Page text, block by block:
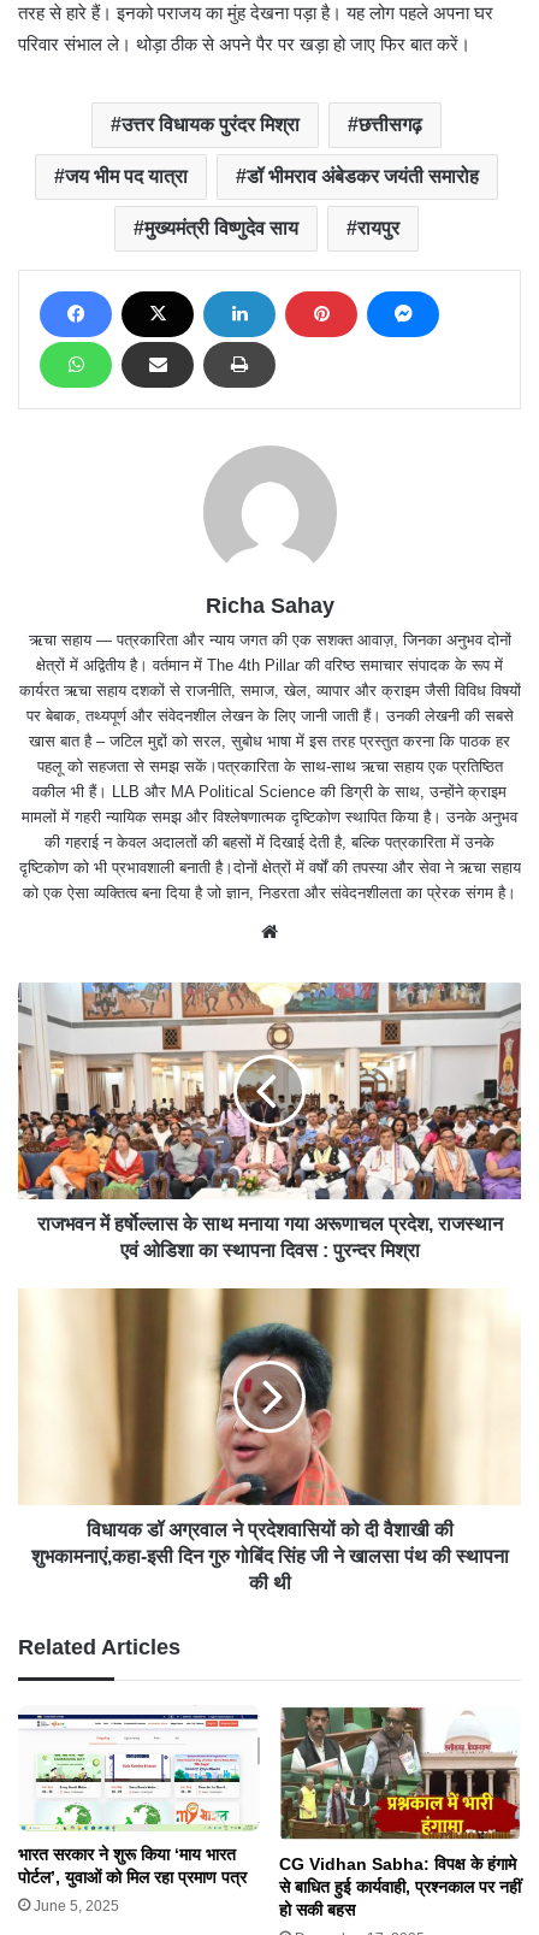
तरह से हारे हैं। इनको पराजय का मुंह देखना पड़ा है। यह लोग पहले अपना घर
परिवार संभाल ले। थोड़ा ठीक से अपने पैर पर खड़ा हो जाए फिर बात करें।
उत्तर विधायक पुरंदर मिश्रा छत्तीसगढ़
जय भीम पद यात्रा डॉ भीमराव अंबेडकर जयंती समारोह
मुख्यमंत्री विष्णुदेव साय रायपुर
Richa Sahay
ऋचा सहाय — पत्रकारिता और न्याय जगत की एक सशक्त आवाज़, जिनका अनुभव दोनों
क्षेत्रों में अद्वितीय है। वर्तमान में The 4th Pillar की वरिष्ठ समाचार संपादक के रूप में
कार्यरत ऋचा सहाय दशकों से राजनीति, समाज, खेल, व्यापार और क्राइम जैसी विविध विषयों
पर बेबाक, तथ्यपूर्ण और संवेदनशील लेखन के लिए जानी जाती हैं। उनकी लेखनी की सबसे
खास बात है – जटिल मुद्दों को सरल, सुबोध भाषा में इस तरह प्रस्तुत करना कि पाठक हर
पहलू को सहजता से समझ सकें।पत्रकारिता के साथ-साथ ऋचा सहाय एक प्रतिष्ठित
वकील भी हैं। LLB और MA Political Science की डिग्री के साथ, उन्होंने क्राइम
मामलों में गहरी न्यायिक समझ और विश्लेषणात्मक दृष्टिकोण स्थापित किया है। उनके अनुभव
की गहराई न केवल अदालतों की बहसों में दिखाई देती है, बल्कि पत्रकारिता में उनके
दृष्टिकोण को भी प्रभावशाली बनाती है।दोनों क्षेत्रों में वर्षों की तपस्या और सेवा ने ऋचा सहाय
को एक ऐसा व्यक्तित्व बना दिया है जो ज्ञान, निडरता और संवेदनशीलता का प्रेरक संगम है।
e
राजभवन में हर्षाेल्लास के साथ मनाया गया अरूणाचल प्रदेश, राजस्थान
एवं ओडिशा का स्थापना दिवस : पुरन्दर मिश्रा
विधायक डॉ अग्रवाल ने प्रदेशवासियों को दी वैशाखी की
शुभकामनाएं,कहा-इसी दिन गुरु गोबिंद सिंह जी ने खालसा पंथ की स्थापना
की थी
Related Articles
भारत सरकार ने शुरू किया ‘माय भारत
पोर्टल’, युवाओं को मिल रहा प्रमाण पत्र
June 5, 2025
CG Vidhan Sabha: विपक्ष के हंगामे
से बाधित हुई कार्यवाही, प्रश्नकाल पर नहीं
हो सकी बहस